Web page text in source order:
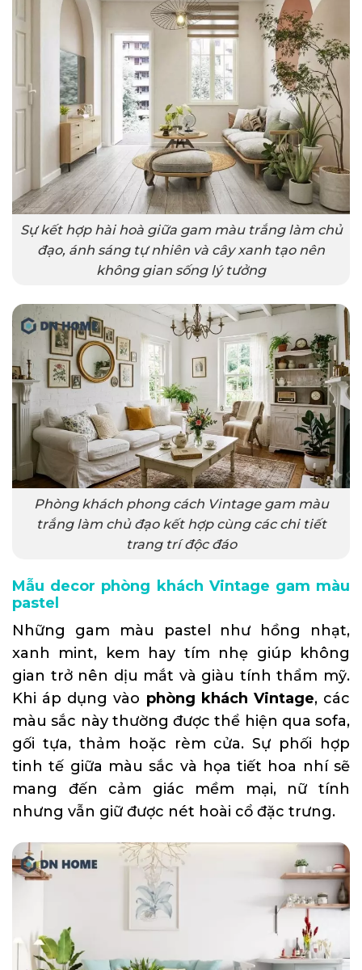
Sự kết hợp hài hoà giữa gam màu trắng làm chủ
đạo, ánh sáng tự nhiên và cây xanh tạo nên
không gian sống lý tưởng
Phòng khách phong cách Vintage gam màu
trắng làm chủ đạo kết hợp cùng các chi tiết
trang trí độc đáo
Mẫu decor phòng khách Vintage gam màu
pastel
Những gam màu pastel như hồng nhạt,
xanh mint, kem hay tím nhẹ giúp không
gian trở nên dịu mắt và giàu tính thẩm mỹ.
Khi áp dụng vào phòng khách Vintage, các
màu sắc này thường được thể hiện qua sofa,
gối tựa, thảm hoặc rèm cửa. Sự phối hợp
tinh tế giữa màu sắc và họa tiết hoa nhí sẽ
mang đến cảm giác mềm mại, nữ tính
nhưng vẫn giữ được nét hoài cổ đặc trưng.